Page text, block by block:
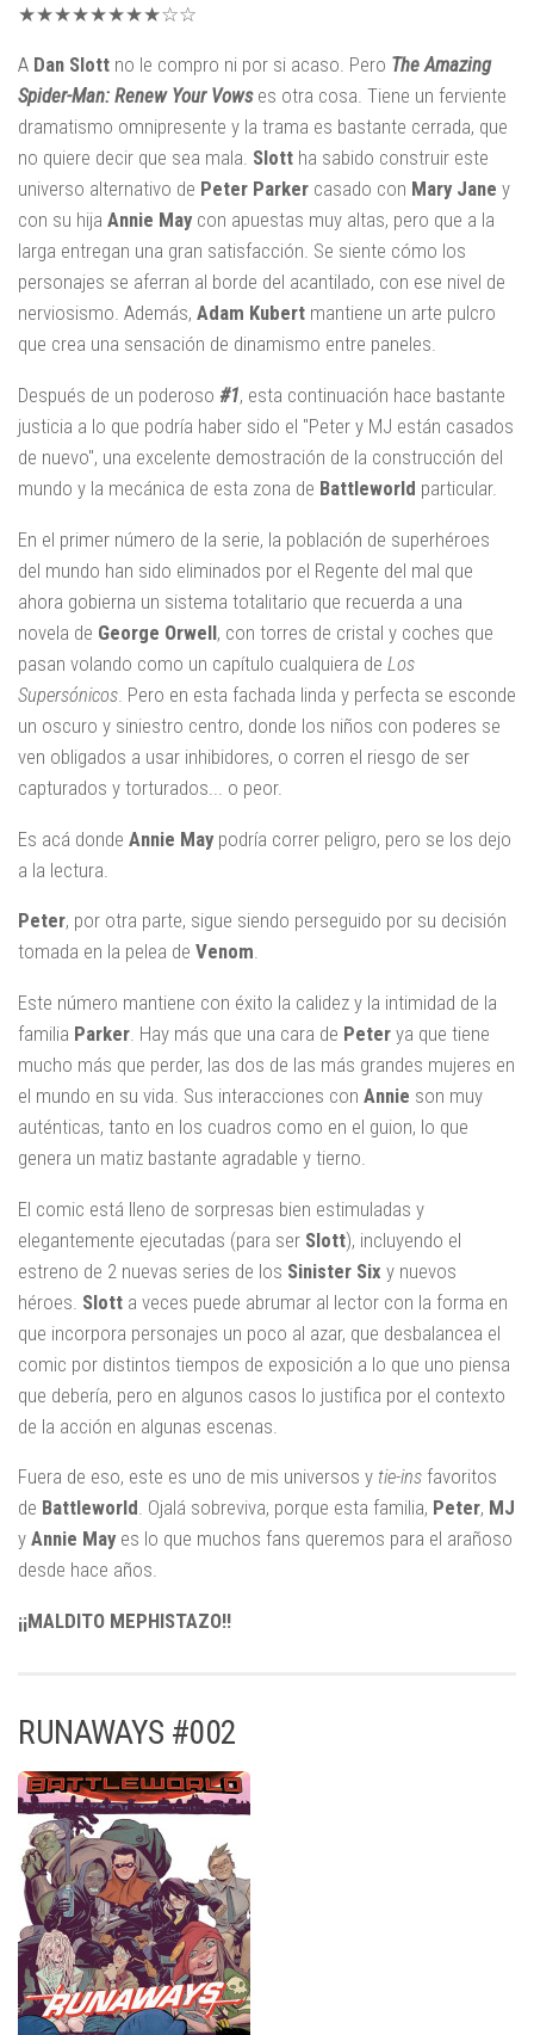
★★★★★★★★☆☆
A Dan Slott no le compro ni por si acaso. Pero The Amazing
Spider-Man: Renew Your Vowses otra cosa. Tiene un ferviente
dramatismo omnipresente y la trama es bastante cerrada, que
no quiere decir que sea mala. Slott ha sabido construir este
universo alternativo de Peter Parker casado con Mary Jane y
con su hija Annie May con apuestas muy altas, pero que a la
larga entregan una gran satisfacción. Se siente cómo los
personajes se aferran al borde del acantilado, con ese nivel de
nerviosismo. Además, Adam Kubert mantiene un arte pulcro
que crea una sensación de dinamismo entre paneles.
Después de un poderoso #1, esta continuación hace bastante
justicia a lo que podría haber sido el "Peter y MJ están casados
de nuevo", una excelente demostración de la construcción del
mundo y la mecánica de esta zona de Battleworld particular.
En el primer número de la serie, la población de superhéroes
del mundo han sido eliminados por el Regente del mal que
ahora gobierna un sistema totalitario que recuerda a una
novela de George Orwell, con torres de cristal y coches que
pasan volando como un capítulo cualquiera de Los
Supersónicos . Pero en esta fachada linda y perfecta se esconde
un oscuro y siniestro centro, donde los niños con poderes se
ven obligados a usar inhibidores, o corren el riesgo de ser
capturados y torturados... o peor.
Es acá donde Annie May podría correr peligro, pero se los dejo
a la lectura.
Peter, por otra parte, sigue siendo perseguido por su decisión
tomada en la pelea de Venom.
Este número mantiene con éxito la calidez y la intimidad de la
familia Parker . Hay más que una cara de Peter ya que tiene
mucho más que perder, las dos de las más grandes mujeres en
el mundo en su vida. Sus interacciones con Annie son muy
auténticas, tanto en los cuadros como en el guion, lo que
genera un matiz bastante agradable y tierno.
El comic está lleno de sorpresas bien estimuladas y
elegantemente ejecutadas (para ser Slott), incluyendo el
estreno de 2 nuevas series de los Sinister Six y nuevos
héroes. Slott a veces puede abrumar al lector con la forma en
que incorpora personajes un poco al azar, que desbalancea el
comic por distintos tiempos de exposición a lo que uno piensa
que debería, pero en algunos casos lo justifica por el contexto
de la acción en algunas escenas.
Fuera de eso, este es uno de mis universos y tie-ins favoritos
de Battleworld. Ojalá sobreviva, porque esta familia, Peter, MJ
y Annie May es lo que muchos fans queremos para el arañoso
desde hace años.
¡¡MALDITO MEPHISTAZO!!
RUNAWAYS #002